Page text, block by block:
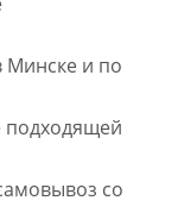
Минске и по
со